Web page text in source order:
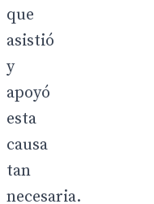
que
asistió
y
apoyó
esta
causa
tan
necesaria.